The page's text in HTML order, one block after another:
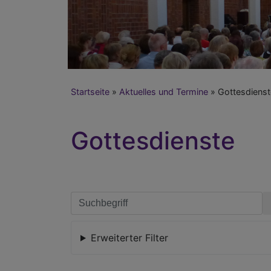
Startseite Aktuelles und Termine
Gottesdienste
Erweiterter Filter